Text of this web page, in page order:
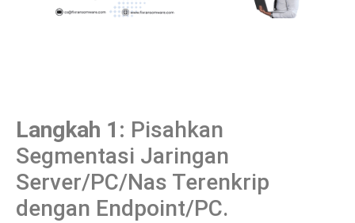
Langkah 1: Pisahkan
Segmentasi Jaringan
Server/PC/Nas Terenkrip
dengan Endpoint/PC.